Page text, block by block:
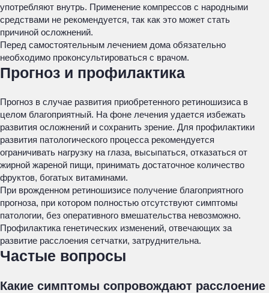
употребляют внутрь. Применение компрессов с народными
средствами не рекомендуется, так как это может стать
причиной осложнений.
Перед самостоятельным лечением дома обязательно
необходимо проконсультироваться с врачом.
Прогноз и профилактика
Прогноз в случае развития приобретенного ретиношизиса в
целом благоприятный. На фоне лечения удается избежать
развития осложнений и сохранить зрение. Для профилактики
развития патологического процесса рекомендуется
ограничивать нагрузку на глаза, высыпаться, отказаться от
жирной жареной пищи, принимать достаточное количество
фруктов, богатых витаминами.
При врожденном ретиношизисе получение благоприятного
прогноза, при котором полностью отсутствуют симптомы
патологии, без оперативного вмешательства невозможно.
Профилактика генетических изменений, отвечающих за
развитие расслоения сетчатки, затруднительна.
Частые вопросы
Какие симптомы сопровождают расслоение